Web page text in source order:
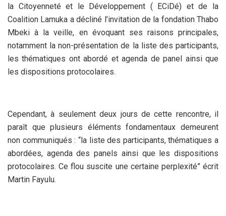
la Citoyenneté et le Développement ( ECiDé) et de la
Coalition Lamuka a décliné l’invitation de la fondation Thabo
Mbeki à la veille, en évoquant ses raisons principales,
notamment la non-présentation de la liste des participants,
les thématiques ont abordé et agenda de panel ainsi que
les dispositions protocolaires.
Cependant, à seulement deux jours de cette rencontre, il
paraît que plusieurs éléments fondamentaux demeurent
non communiqués : “la liste des participants, thématiques a
abordées, agenda des panels ainsi que les dispositions
protocolaires. Ce flou suscite une certaine perplexité” écrit
Martin Fayulu.